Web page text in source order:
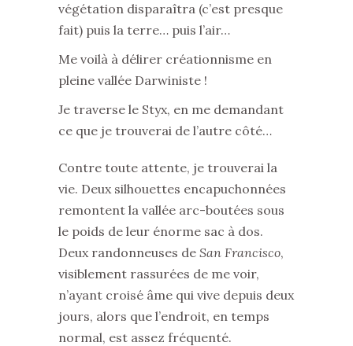
végétation disparaîtra (c’est presque
fait) puis la terre… puis l’air…
Me voilà à délirer créationnisme en
pleine vallée Darwiniste !
Je traverse le Styx, en me demandant
ce que je trouverai de l’autre côté…
Contre toute attente, je trouverai la
vie. Deux silhouettes encapuchonnées
remontent la vallée arc-boutées sous
le poids de leur énorme sac à dos.
Deux randonneuses de San Francisco,
visiblement rassurées de me voir,
n’ayant croisé âme qui vive depuis deux
jours, alors que l’endroit, en temps
normal, est assez fréquenté.